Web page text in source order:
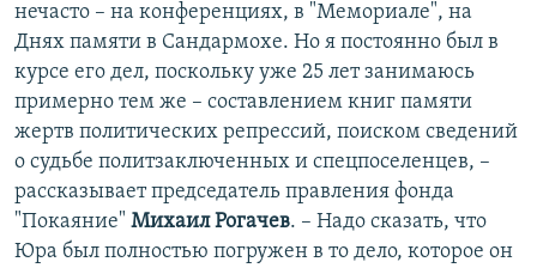
нечасто – на конференциях, в "Мемориале", на
Днях памяти в Сандармохе. Но я постоянно был в
курсе его дел, поскольку уже 25 лет занимаюсь
примерно тем же – составлением книг памяти
жертв политических репрессий, поиском сведений
о судьбе политзаключенных и спецпоселенцев, –
рассказывает председатель правления фонда
"Покаяние" Михаил Рогачев. – Надо сказать, что
Юра был полностью погружен в то дело, которое он